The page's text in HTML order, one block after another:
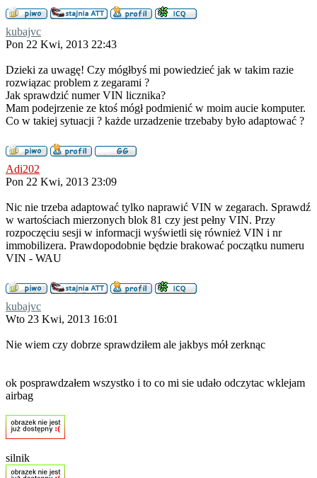
kubajvc
Pon 22 Kwi, 2013 22:43
Dzieki za uwagę! Czy mógłbyś mi powiedzieć jak w takim razie
rozwiązac problem z zegarami ?
Jak sprawdzić numer VIN licznika?
Mam podejrzenie ze ktoś mógł podmienić w moim aucie komputer.
Co w takiej sytuacji ? każde urzadzenie trzebaby było adaptować ?
Adi202
Pon 22 Kwi, 2013 23:09
Nic nie trzeba adaptować tylko naprawić VIN w zegarach. Sprawdź
w wartościach mierzonych blok 81 czy jest pełny VIN. Przy
rozpoczęciu sesji w informacji wyświetli się również VIN i nr
immobilizera. Prawdopodobnie będzie brakować początku numeru
VIN - WAU
kubajvc
Wto 23 Kwi, 2013 16:01
Nie wiem czy dobrze sprawdziłem ale jakbys mół zerknąc
ok posprawdzałem wszystko i to co mi sie udało odczytac wklejam
airbag
silnik